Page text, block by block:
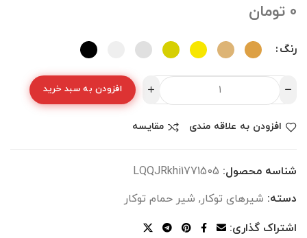
0 تومان
رنگ
افزودن به سبد خرید
افزودن به علاقه مندی مقایسه
شناسه محصول: LQQJRkhi1771505
دسته: شیرهای توکار, شیر حمام توکار
اشتراک گذاری: